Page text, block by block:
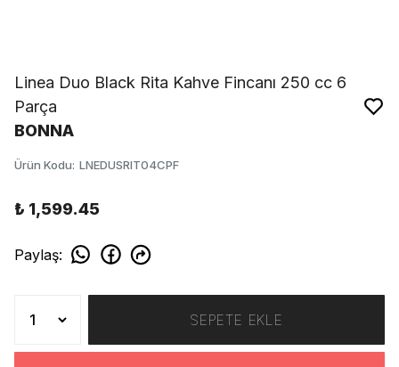
Linea Duo Black Rita Kahve Fincanı 250 cc 6
Parça
BONNA
Ürün Kodu: LNEDUSRIT04CPF
₺ 1,599.45
Paylaş:
SEPETE EKLE